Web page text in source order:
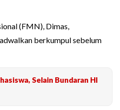
(FMN), Dimas,
berkumpul sebelum
Selain Bundaran HI